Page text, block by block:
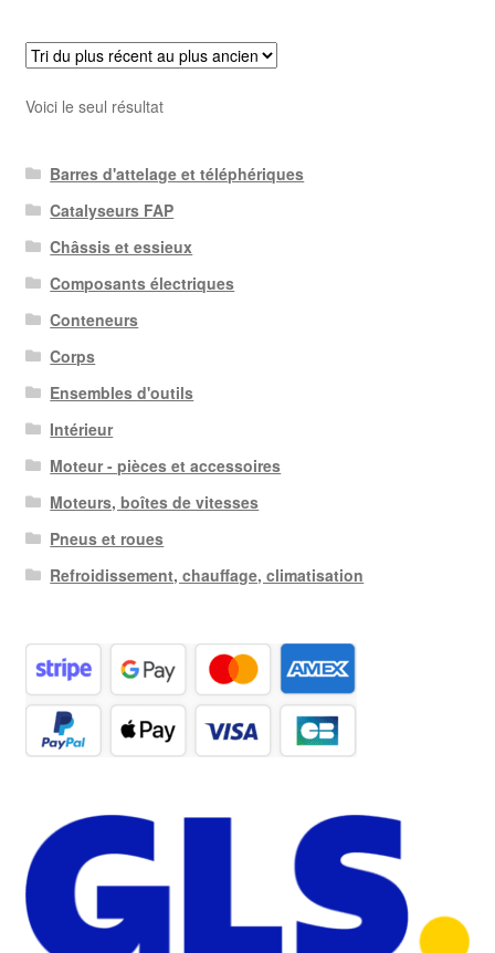
Voici le seul résultat
Barres d'attelage et téléphériques
Catalyseurs FAP
Châssis et essieux
Composants électriques
Conteneurs
Corps
Ensembles d'outils
Intérieur
Moteur - pièces et accessoires
Moteurs, boîtes de vitesses
Pneus et roues
Refroidissement, chauffage, climatisation